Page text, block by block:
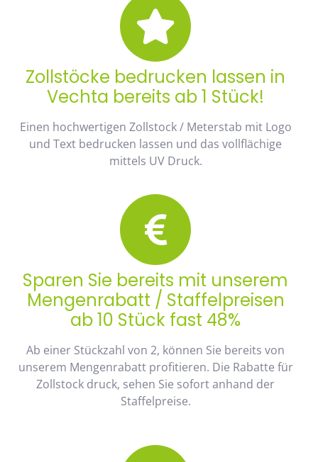
Zollstöcke bedrucken lassen in
Vechta bereits ab 1 Stück!
Einen hochwertigen Zollstock / Meterstab mit Logo
und Text bedrucken lassen und das vollflächige
mittels UV Druck.
Sparen Sie bereits mit unserem
Mengenrabatt / Staffelpreisen
ab 10 Stück fast 48%
Ab einer Stückzahl von 2, können Sie bereits von
unserem Mengenrabatt profitieren. Die Rabatte für
Zollstock druck, sehen Sie sofort anhand der
Staffelpreise.